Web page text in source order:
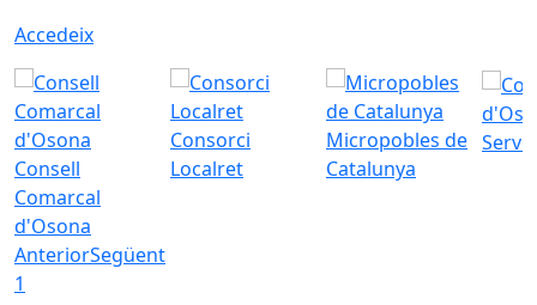
Accedeix
Consell
Comarcal
d'Osona
Consorci
Localret
Micropobles de
Catalunya
AnteriorSegüent
1